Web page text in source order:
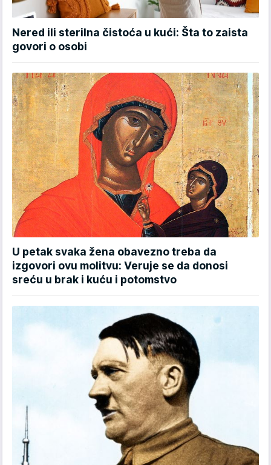
Nered ili sterilna čistoća u kući: Šta to zaista
govori o osobi
U petak svaka žena obavezno treba da
izgovori ovu molitvu: Veruje se da donosi
sreću u brak i kuću i potomstvo